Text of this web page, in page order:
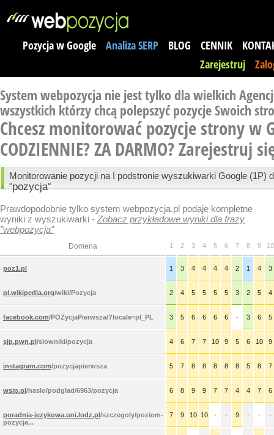
Pozycja w Google Analiza SERP BLOG CENNIK
Zarejestruj
System webpozycja nie jest tylko dla wielkich
wszystkich którzy chcą polepszyć pozycje Swoich
Chcesz monitorować pozycje strony w
CODZIENNIE? ZA DARMO?Zarejestruj
Monitorowanie pozycji na I podstronie wyszukiwarki Google (1P)
"pozycja"
Prawdopodobnie tylko system webpozycja.pl podaje kompletne
wyniki z wyszukiwarki - Zobacz przykładowe wyniki dla frazy
"webpozycja"
Domena 1 2 3 4 5 6 7 8 9 10
poz1.pl 1 3 4 4 4 4 2 1 4 3
pl.wikipedia.org/wiki/Pozycja 2 4 5 5 5 5 3 2 5 4
facebook.com/POZycjaPierwsza/?locale=pl_PL 3 5 6 6 6 6 - 3 6 5
sjp.pwn.pl/slowniki/pozycja 4 6 7 7 10 9 5 6 10 9
instagram.com/pozycjapierwsza 5 7 8 8 8 8 8 5 8 7
wsjp.pl/haslo/podglad/6963/pozycja 6 8 9 9 7 7 4 4 7 6
poradnia-jezykowa.uni.lodz.pl/szczegoly/poziom-
pozycja...
7 9 10 10 - - 9 - - -